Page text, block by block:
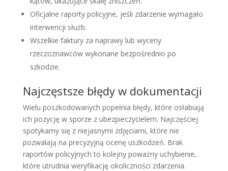
Oficjalne raporty policyjne, jeśli zdarzenie wymagało
interwencji służb.
Wszelkie faktury za naprawy lub wyceny
rzeczoznawców wykonane bezpośrednio po
szkodzie.
Najczęstsze błędy w dokumentacji
Wielu poszkodowanych popełnia błędy, które osłabiają
ich pozycję w sporze z ubezpieczycielem. Najczęściej
spotykamy się z niejasnymi zdjęciami, które nie
pozwalają na precyzyjną ocenę uszkodzeń. Brak
raportów policyjnych to kolejny poważny uchybienie,
które utrudnia weryfikację okoliczności zdarzenia.